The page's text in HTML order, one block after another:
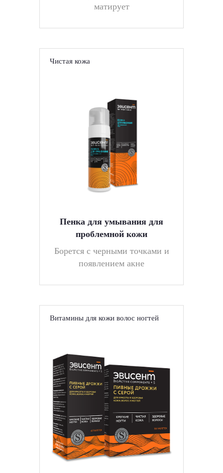
матирует
Чистая кожа
Пенка для умывания для
проблемной кожи
Борется с черными точками и
появлением акне
Витамины для кожи волос ногтей